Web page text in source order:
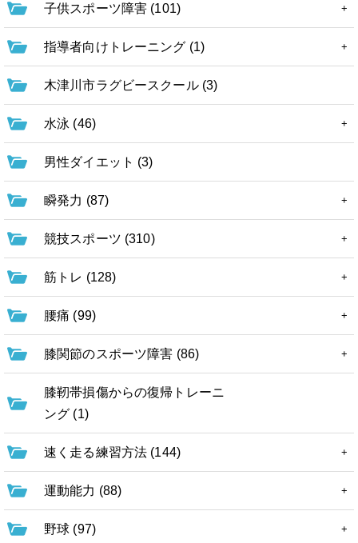
子供スポーツ障害 (101)
指導者向けトレーニング (1)
木津川市ラグビースクール (3)
水泳 (46)
男性ダイエット (3)
瞬発力 (87)
競技スポーツ (310)
筋トレ (128)
腰痛 (99)
膝関節のスポーツ障害 (86)
膝靭帯損傷からの復帰トレーニ
ング (1)
速く走る練習方法 (144)
運動能力 (88)
野球 (97)